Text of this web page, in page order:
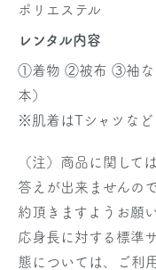
ポリエステル
レンタル内容
①着物 ②被布 ③袖な
本）
※肌着はTシャツなど
（注）商品に関して
答えが出来ませんの
約頂きますようお願
応身長に対する標準
態については、ご利